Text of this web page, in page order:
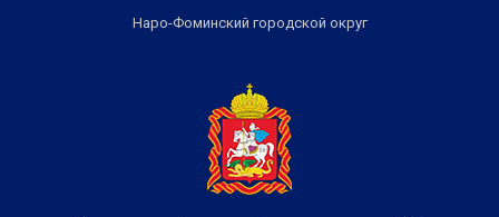
Наро-Фоминский городской округ